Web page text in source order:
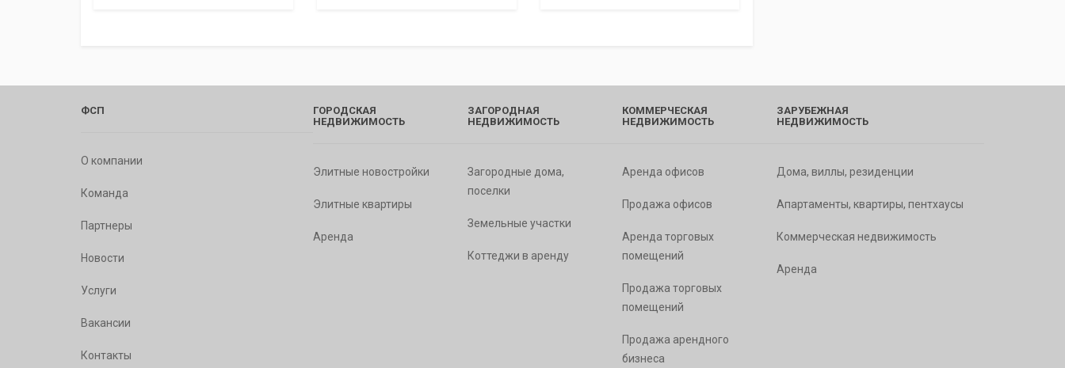
ФСП
О компании
Команда
Партнеры
Новости
Услуги
Вакансии
Контакты
ГОРОДСКАЯ
НЕДВИЖИМОСТЬ
Элитные новостройки
Элитные квартиры
Аренда
ЗАГОРОДНАЯ
НЕДВИЖИМОСТЬ
Загородные дома,
поселки
Земельные участки
Коттеджи в аренду
КОММЕРЧЕСКАЯ
НЕДВИЖИМОСТЬ
Аренда офисов
Продажа офисов
Аренда торговых
помещений
Продажа торговых
помещений
Продажа арендного
бизнеса
ЗАРУБЕЖНАЯ
НЕДВИЖИМОСТЬ
Дома, виллы, резиденции
Апартаменты, квартиры, пентхаусы
Коммерческая недвижимость
Аренда